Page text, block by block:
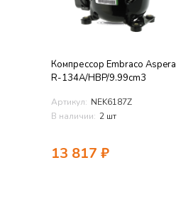
Компрессор Embraco Aspera
R-134A/HBP/9.99cm3
Артикул: NEK6187Z
В наличии: 2 шт
13 817 ₽